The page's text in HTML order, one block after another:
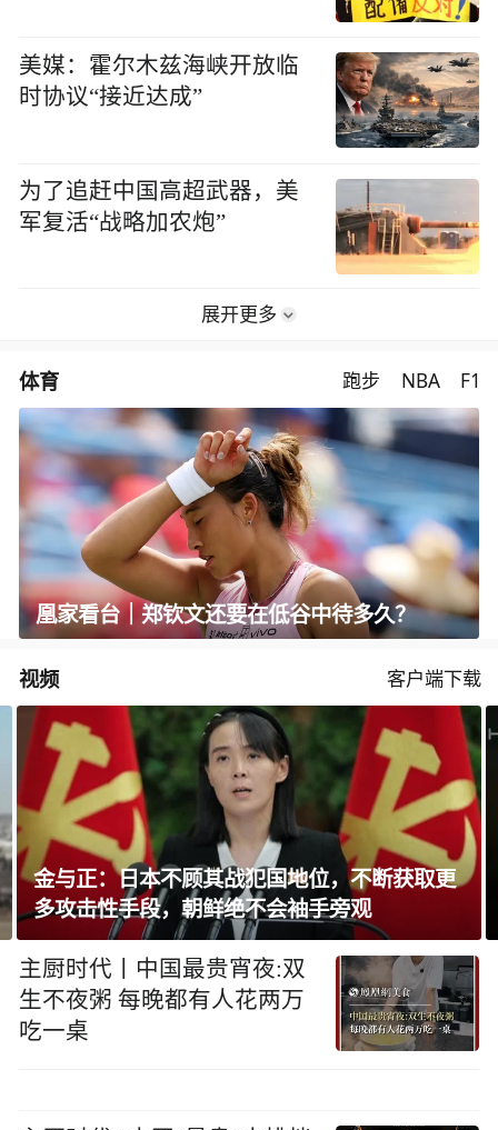
美媒：霍尔木兹海峡开放临
时协议“接近达成”
为了追赶中国高超武器，美
军复活“战略加农炮”
展开更多
体育 跑步 NBA F1
凰家看台｜郑钦文还要在低谷中待多久？
视频 客户端下载
加拿大不列颠省山火致逾8千人撤离
主厨时代丨中国最贵宵夜:双
生不夜粥 每晚都有人花两万
吃一桌